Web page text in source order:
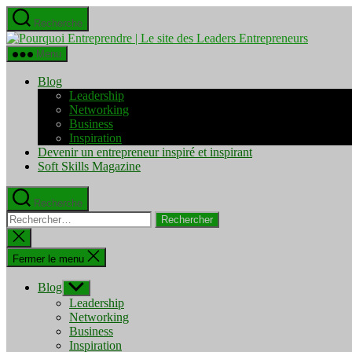
Aller
au
contenu
Recherche
Pourquoi
Menu
Blog
Leadership
Networking
Business
Inspiration
Devenir un entrepreneur inspiré et inspirant
Soft Skills Magazine
Recherche
Rechercher :
Fermer
la
recherche
Fermer le menu
Blog Afficher
le
sous-
menu
Leadership
Networking
Business
Inspiration